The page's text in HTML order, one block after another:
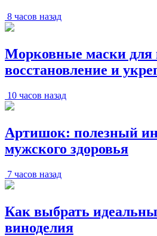
8 часов назад
Морковные маски для
восстановление и
10 часов назад
Артишок: полезный
мужского здоровья
7 часов назад
Как выбрать
виноделия